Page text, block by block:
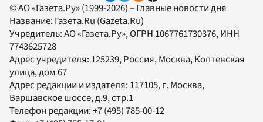
© АО «Газета.Ру» (1999-2026) – Главные новости дня
Название: Газета.Ru (Gazeta.Ru)
Учредитель:АО «Газета.Ру», ОГРН 1067761730376, ИНН
7743625728
Адрес учредителя: 125239, Россия, Москва, Коптевская
улица, дом 67
Адрес редакции и издателя: 117105, г. Москва,
Варшавское шоссе, д.9, стр.1
Телефон редакции:+7 (495) 785-00-12